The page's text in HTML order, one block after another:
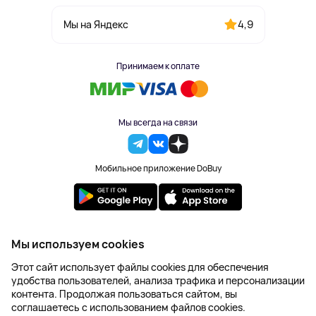
Мы на Яндекс 4,9
Принимаем к оплате
Мы всегда на связи
Мобильное приложение DoBuy
2023-2026 © DoBuy. Все права защищены
Правила обработки персональных данных
Пользовательское соглашение
Оферта
Создание сайта – NetLab
Мы используем cookies
Этот сайт использует файлы cookies для обеспечения
удобства пользователей, анализа трафика и персонализации
контента. Продолжая пользоваться сайтом, вы
соглашаетесь с использованием файлов cookies.